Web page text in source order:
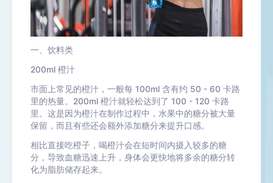
一、饮料类
200ml 橙汁
市面上常见的橙汁，一般每 100ml 含有约 50 - 60 卡路
里的热量。200ml 橙汁就轻松达到了 100 - 120 卡路
里。这是因为橙汁在制作过程中，水果中的糖分被大量
保留，而且有些还会额外添加糖分来提升口感。
相比直接吃橙子，喝橙汁会在短时间内摄入较多的糖
分，导致血糖迅速上升，身体会更快地将多余的糖分转
化为脂肪储存起来。